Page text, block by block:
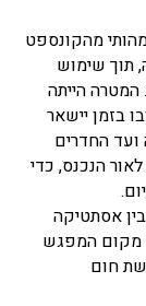
מהקונספט
תוך שימוש
המטרה הייתה
בזמן יישאר
ועד החדרים
הנכנס, כדי
אסתטיקה
מקום המפגש
חום